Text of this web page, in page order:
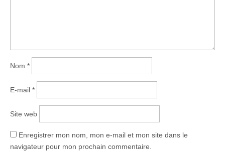
Nom *
E-mail *
Site web
Enregistrer mon nom, mon e-mail et mon site dans le
navigateur pour mon prochain commentaire.